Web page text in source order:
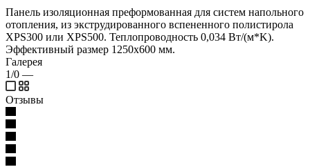
Панель изоляционная преформованная для систем напольного
отопления, из экструдированного вспененного полистирола
XPS300 или XPS500. Теплопроводность 0,034 Вт/(м*K).
Эффективный размер 1250x600 мм.
Галерея
1/0 —
Отзывы